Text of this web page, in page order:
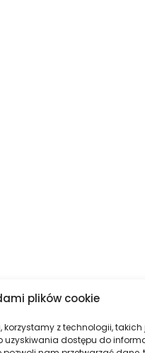
plików cookie
korzystamy z technologii, takich
uzyskiwania dostępu do